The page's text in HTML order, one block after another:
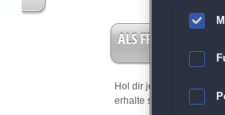
ALS FREISPIEL
Hol dir jetzt deine
erhalte sofort bis zu 15